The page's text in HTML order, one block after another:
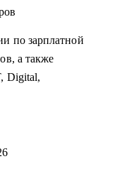
по зарплатной
а также
Digital,